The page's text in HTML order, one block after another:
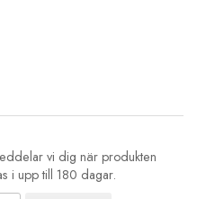
vi dig när produkten
i upp till 180 dagar.